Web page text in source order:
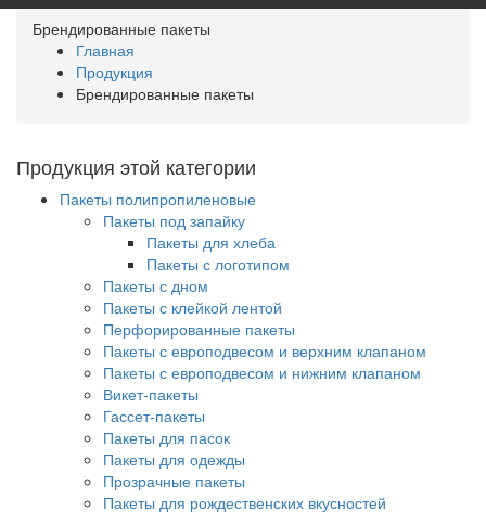
Брендированные пакеты
Главная
Продукция
Брендированные пакеты
Продукция этой категории
Пакеты полипропиленовые
Пакеты под запайку
Пакеты для хлеба
Пакеты с логотипом
Пакеты с дном
Пакеты с клейкой лентой
Перфорированные пакеты
Пакеты с европодвесом и верхним клапаном
Пакеты с европодвесом и нижним клапаном
Викет-пакеты
Гассет-пакеты
Пакеты для пасок
Пакеты для одежды
Прозрачные пакеты
Пакеты для рождественских вкусностей